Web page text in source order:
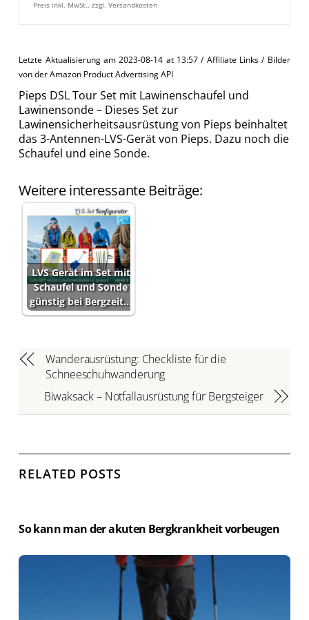
Preis inkl. MwSt., zzgl. Versandkosten
Letzte Aktualisierung am 2023-08-14 at 13:57 / Affiliate Links / Bilder
von der Amazon Product Advertising API
Pieps DSL Tour Set mit Lawinenschaufel und
Lawinensonde – Dieses Set zur
Lawinensicherheitsausrüstung von Pieps beinhaltet
das 3-Antennen-LVS-Gerät von Pieps. Dazu noch die
Schaufel und eine Sonde.
Weitere interessante Beiträge:
LVS Gerät im Set mit
Schaufel und Sonde
günstig bei Bergzeit…
Wanderausrüstung: Checkliste für die
Schneeschuhwanderung
Biwaksack – Notfallausrüstung für Bergsteiger
RELATED POSTS
So kann man der akuten Bergkrankheit vorbeugen